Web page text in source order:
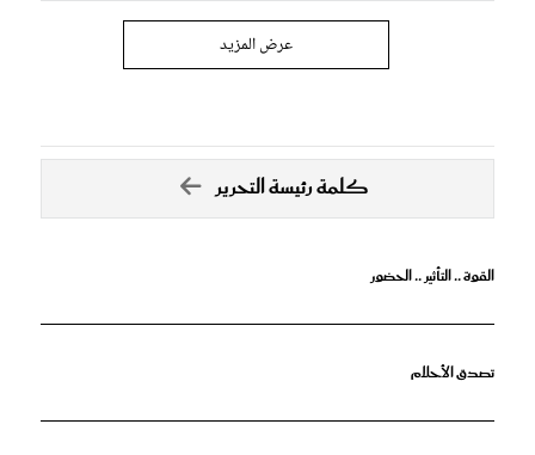
عرض المزيد
كلمة رئيسة التحرير
القوة .. التأثير .. الحضور
تصدق الأحلام